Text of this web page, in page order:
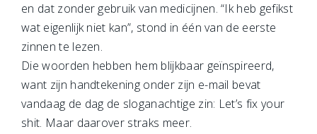
en dat zonder gebruik van medicijnen. “Ik heb gefikst
wat eigenlijk niet kan”, stond in één van de eerste
zinnen te lezen.
Die woorden hebben hem blijkbaar geïnspireerd,
want zijn handtekening onder zijn e-mail bevat
vandaag de dag de sloganachtige zin: Let’s fix your
shit. Maar daarover straks meer.